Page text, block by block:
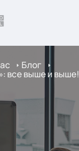
Блог
все выше и выше!